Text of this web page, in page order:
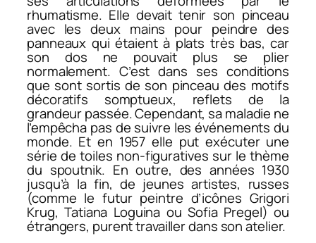
rhumatisme. Elle devait tenir son pinceau
avec les deux mains pour peindre des
panneaux qui étaient à plats très bas, car
son dos ne pouvait plus se plier
normalement. C’est dans ses conditions
que sont sortis de son pinceau des motifs
décoratifs somptueux, reflets de la
grandeur passée. Cependant, sa maladie ne
l’empêcha pas de suivre les événements du
monde. Et en 1957 elle put exécuter une
série de toiles non-figuratives sur le thème
du spoutnik. En outre, des années 1930
jusqu’à la fin, de jeunes artistes, russes
(comme le futur peintre d’icônes Grigori
Krug, Tatiana Loguina ou Sofia Pregel) ou
étrangers, purent travailler dans son atelier.